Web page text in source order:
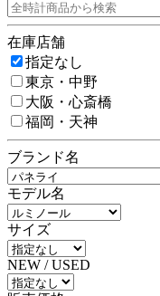
在庫店舗
指定なし
東京・中野
大阪・心斎橋
福岡・天神
ブランド名
モデル名
サイズ
NEW / USED